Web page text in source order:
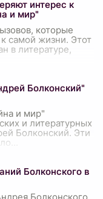
интерес к
и мир"
которые
самой жизни. Этот
в литературе,
Болконский"
и мир"
и литературных
Болконский. Эти
Болконского в